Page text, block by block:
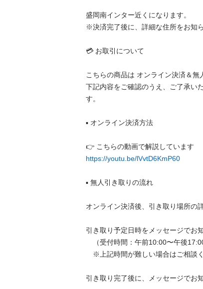
盛岡南インター近くになります。
※決済完了後に、詳細な住所をお知
💳 お取引について
こちらの商品は オンライン決済＆無
下記内容をご確認のうえ、ご了承い
す。
▪️ オンライン決済方法
https://youtu.be/lVvtD6KmP60
▪️ 無人引き取りの流れ
オンライン決済後、引き取り場所の
引き取り予定日時をメッセージでお
（受付時間：午前10:00〜午後17:00
※上記時間が難しい場合はご相談く
引き取り完了後に、メッセージでお